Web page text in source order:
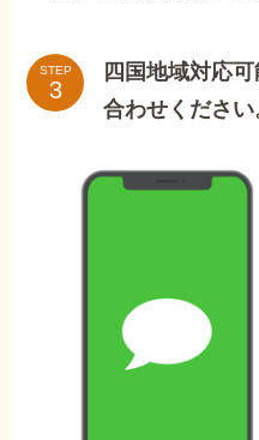
STEP
四国地域対応
合わせください